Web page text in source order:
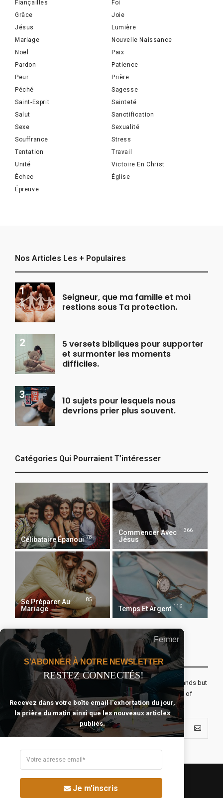
Fiançailles
Foi
Grâce
Joie
Jésus
Lumière
Mariage
Nouvelle Naissance
Noël
Paix
Pardon
Patience
Peur
Prière
Péché
Sagesse
Saint-Esprit
Sainteté
Salut
Sanctification
Sexe
Sexualité
Souffrance
Stress
Tentation
Travail
Unité
Victoire En Christ
Échec
Église
Épreuve
Nos Articles Les + Populaires
Seigneur, que ma famille et moi
restions sous Ta protection.
5 versets bibliques pour supporter
et surmonter les moments
difficiles.
10 sujets pour lesquels nous
devrions prier plus souvent.
Catégories Qui Pourraient T’intéresser
Célibataire Épanoui 78
Commencer Avec
Jésus
366
Se Préparer Au
Mariage
85
Temps Et Argent 116
Recevoir Notre Newsletter Chaque Matin
The real voyage of discovery consists not in seeking new lands but
seeing with new eyes. All journeys have secret destinations of
which the traveler is unaware.
Fermer
S'ABONNER À NOTRE NEWSLETTER
RESTEZ CONNECTÉS!
Recevez dans votre boîte email l'exhortation du jour,
la prière du matin ainsi que les nouveaux articles
publiés.
Je m'inscris